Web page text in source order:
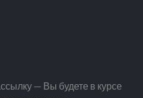
— Вы будете в курсе